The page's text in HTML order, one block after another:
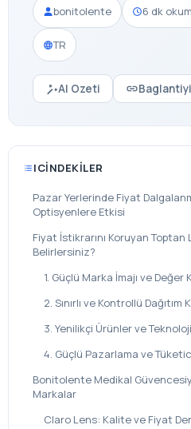
bonitolente 6 dk
TR
AI Ozeti
ICINDEKILER
Pazar Yerlerinde Fiyat
Optisyenlere Etkisi
Fiyat İstikrarını Koruyan Toptan
Belirlersiniz?
1. Güçlü Marka İmajı ve Değer
2. Sınırlı ve Kontrollü Dağıtım
3. Yenilikçi Ürünler ve
4. Güçlü Pazarlama ve
Bonitolente Medikal
Markalar
Claro Lens: Kalite ve Fiyat